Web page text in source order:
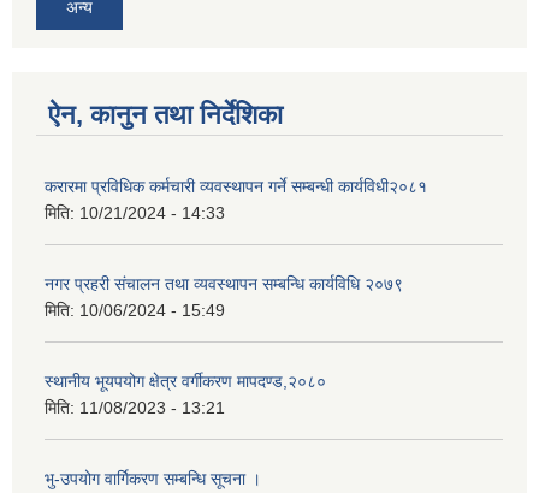
अन्य
ऐन, कानुन तथा निर्देशिका
करारमा प्रविधिक कर्मचारी व्यवस्थापन गर्ने सम्बन्धी कार्यविधी२०८१
मिति: 10/21/2024 - 14:33
नगर प्रहरी संचालन तथा व्यवस्थापन सम्बन्धि कार्यविधि २०७९
मिति: 10/06/2024 - 15:49
स्थानीय भूयपयोग क्षेत्र वर्गीकरण मापदण्ड,२०८०
मिति: 11/08/2023 - 13:21
भु-उपयोग वार्गिकरण सम्बन्धि सूचना ।